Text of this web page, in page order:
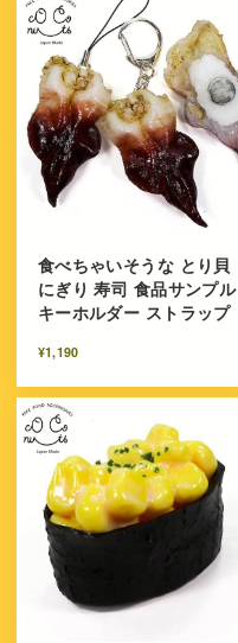
食べちゃいそうな とり貝
にぎり 寿司 食品サンプル
キーホルダー ストラップ
¥1,190